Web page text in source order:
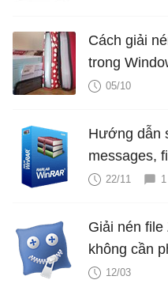
Cách giải
trong
05/10
Hướng dẫn
messages,
22/11 1
Giải nén
không cần
12/03